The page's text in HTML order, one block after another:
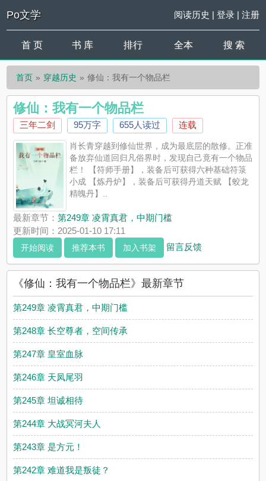
Po文学 阅读历史 | 登录| 注册
首 页 书 库 排行 全本 搜 索
首页 穿越历史 修仙：我有一个物品栏
修仙：我有一个物品栏
三年二剑 95万字 655人读过 连载
肖长青穿越到修仙世界，成为最底层的散修。正准
备放弃仙道回归凡俗界时，发现自己竟有一个物品
栏！ 【符师手册】，装备后可获得六种基础符箓
小成 【炼丹炉】，装备后可获得丹道天赋 【蛟龙
精魄丹】..
最新章节：第249章 凌霄真君，中期门槛
更新时间：2025-01-10 17:11
开始阅读 推荐本书 加入书架 留言反馈
《修仙：我有一个物品栏》最新章节
第249章 凌霄真君，中期门槛
第248章 长空尊者，空间传承
第247章 皇室血脉
第246章 天凤尾羽
第245章 坦诚相待
第244章 大战冥河夫人
第243章 是方元！
第242章 难道我是叛徒？